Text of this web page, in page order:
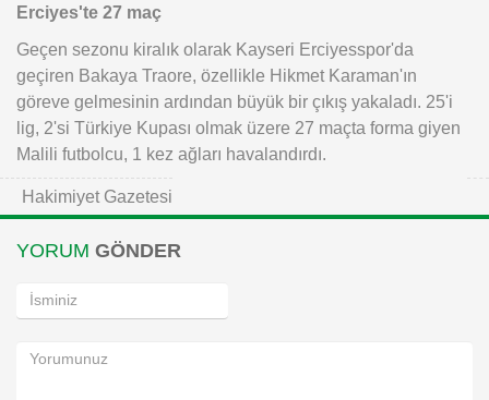
Erciyes'te 27 maç
Geçen sezonu kiralık olarak Kayseri Erciyesspor'da
geçiren Bakaya Traore, özellikle Hikmet Karaman'ın
göreve gelmesinin ardından büyük bir çıkış yakaladı. 25'i
lig, 2'si Türkiye Kupası olmak üzere 27 maçta forma giyen
Malili futbolcu, 1 kez ağları havalandırdı.
Hakimiyet Gazetesi
YORUM GÖNDER